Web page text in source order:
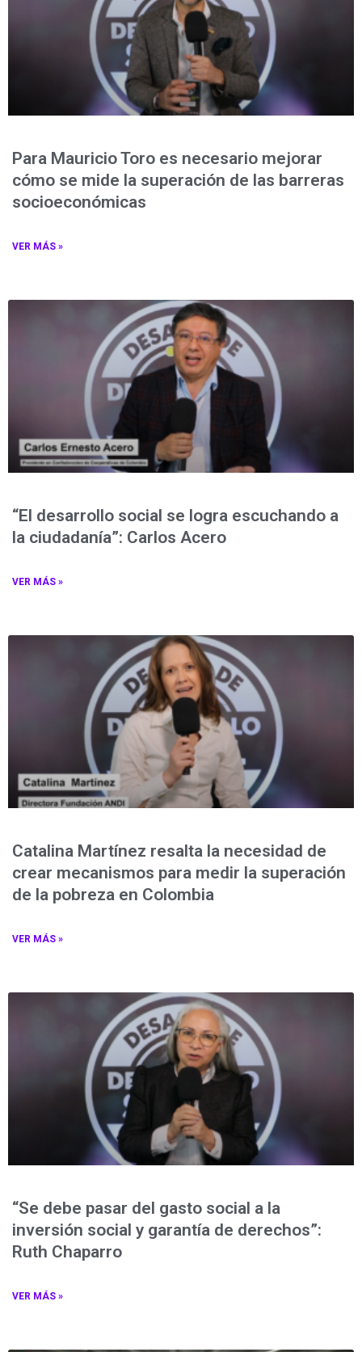
Para Mauricio Toro es necesario mejorar
cómo se mide la superación de las barreras
socioeconómicas
VER MÁS »
“El desarrollo social se logra escuchando a
la ciudadanía”: Carlos Acero
VER MÁS »
Catalina Martínez resalta la necesidad de
crear mecanismos para medir la superación
de la pobreza en Colombia
VER MÁS »
“Se debe pasar del gasto social a la
inversión social y garantía de derechos”:
Ruth Chaparro
VER MÁS »